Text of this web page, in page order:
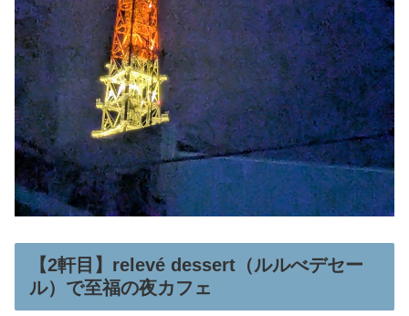
【2軒目】relevé dessert（ルルべデセー
ル）で至福の夜カフェ